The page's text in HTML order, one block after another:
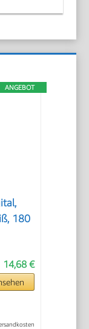
ANGEBOT
180
14,68 €